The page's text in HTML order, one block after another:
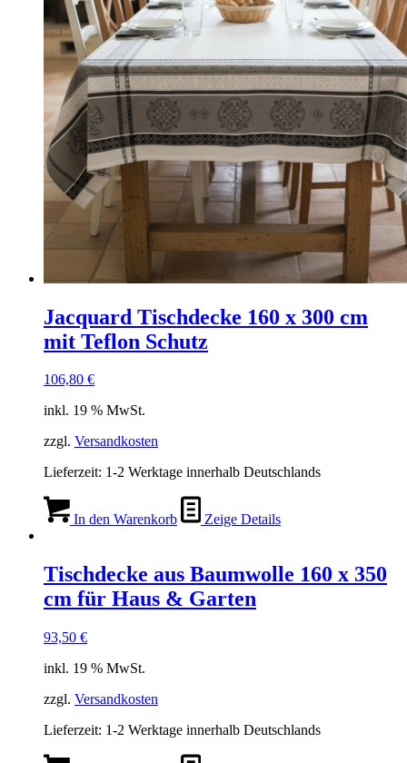
Jacquard Tischdecke 160 x 300 cm
mit Teflon Schutz
106,80 €
inkl. 19 % MwSt.
zzgl. Versandkosten
Lieferzeit: 1-2 Werktage innerhalb Deutschlands
In den Warenkorb Zeige Details
Tischdecke aus Baumwolle 160 x 350
cm für Haus & Garten
93,50 €
inkl. 19 % MwSt.
zzgl. Versandkosten
Lieferzeit: 1-2 Werktage innerhalb Deutschlands